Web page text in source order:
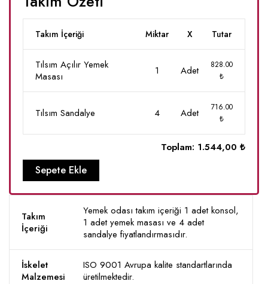
Takım İçeriği Miktar X Tutar
Tılsım Açılır Yemek
Masası
1 Adet
828.00
₺
Tılsım Sandalye 4 Adet
716.00
₺
Toplam: 1.544,00 ₺
Sepete Ekle
Takım
İçeriği
Yemek odası takım içeriği 1 adet konsol,
1 adet yemek masası ve 4 adet
sandalye fiyatlandırmasıdır.
İskelet
Malzemesi
ISO 9001 Avrupa kalite standartlarında
üretilmektedir.